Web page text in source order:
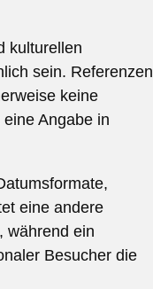
kulturellen
sein. Referenzen
keine
Angabe in
eine andere
während ein
Besucher die